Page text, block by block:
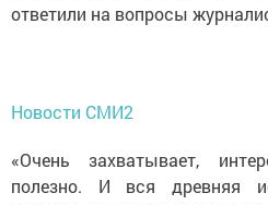
ответили на вопросы
Новости СМИ2
«Очень захватывает,
полезно. И вся древняя